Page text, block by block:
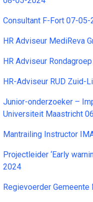
Consultant F-Fort 07-05-
HR Adviseur MediReva
HR Adviseur
HR-Adviseur RUD Zuid-
Junior-onderzoeker –
Universiteit Maastricht
Mantrailing Instructor
Projectleider ‘Early
2024
Regievoerder